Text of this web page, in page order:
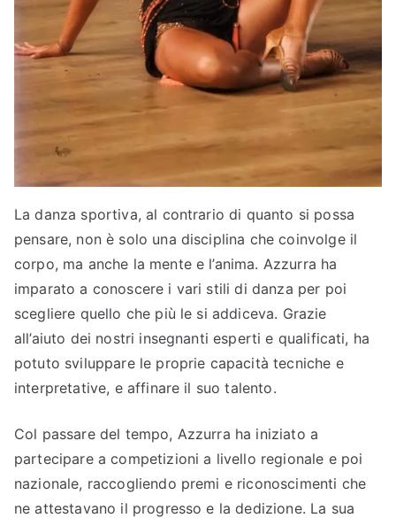
La danza sportiva, al contrario di quanto si possa
pensare, non è solo una disciplina che coinvolge il
corpo, ma anche la mente e l’anima. Azzurra ha
imparato a conoscere i vari stili di danza per poi
scegliere quello che più le si addiceva. Grazie
all’aiuto dei nostri insegnanti esperti e qualificati, ha
potuto sviluppare le proprie capacità tecniche e
interpretative, e affinare il suo talento.
Col passare del tempo, Azzurra ha iniziato a
partecipare a competizioni a livello regionale e poi
nazionale, raccogliendo premi e riconoscimenti che
ne attestavano il progresso e la dedizione. La sua